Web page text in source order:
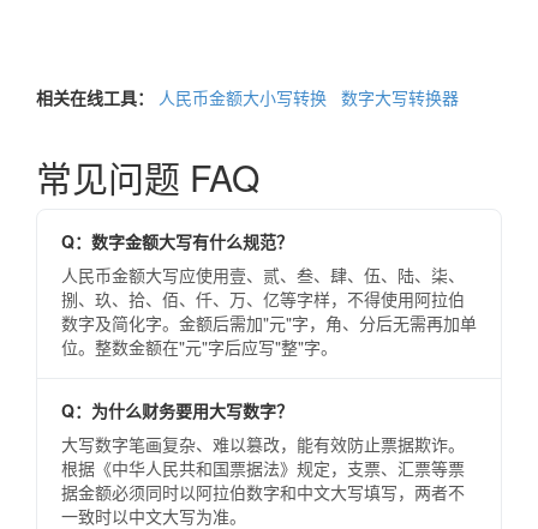
相关在线工具： 人民币金额大小写转换 数字大写转换器
常见问题 FAQ
Q：数字金额大写有什么规范？
人民币金额大写应使用壹、贰、叁、肆、伍、陆、柒、
捌、玖、拾、佰、仟、万、亿等字样，不得使用阿拉伯
数字及简化字。金额后需加"元"字，角、分后无需再加单
位。整数金额在"元"字后应写"整"字。
Q：为什么财务要用大写数字？
大写数字笔画复杂、难以篡改，能有效防止票据欺诈。
根据《中华人民共和国票据法》规定，支票、汇票等票
据金额必须同时以阿拉伯数字和中文大写填写，两者不
一致时以中文大写为准。